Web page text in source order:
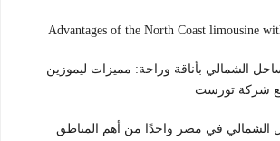
Advantages of the North Coast limousine
الشمالي بأناقة وراحة: مميزات ليموزين
شركة تورست
الشمالي في مصر واحدًا من أهم المناطق